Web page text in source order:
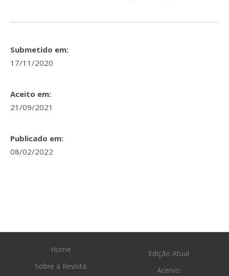
Submetido em:
17/11/2020
Aceito em:
21/09/2021
Publicado em:
08/02/2022
Home
Sobre a Revista
Edição Atual
Acervo